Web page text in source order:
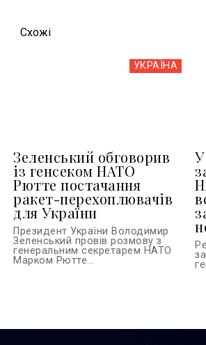
Схожi
УКРАЇНА
Зеленський обговорив
із генсеком НАТО
Рютте постачання
ракет-перехоплювачів
для України
Президент України Володимир
Зеленський провів розмову з
генеральним секретарем НАТО
Марком Рютте...